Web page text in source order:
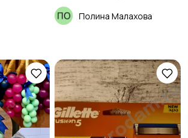
Полина Малахова